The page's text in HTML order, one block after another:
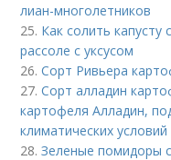
лиан-многолетников
25. Как солить капусту
рассоле с уксусом
26.Сорт Ривьера
27.Сорт алладин
картофеля Алладин,
климатических условий
28.Зеленые помидоры